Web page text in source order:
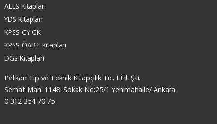
ALES Kitapları
YDS Kitapları
KPSS GY GK
KPSS ÖABT Kitapları
DGS Kitapları
Pelikan Tıp ve Teknik Kitapçılık Tic. Ltd. Şti.
Serhat Mah. 1148. Sokak No:25/1 Yenimahalle/ Ankara
0 312 354 70 75